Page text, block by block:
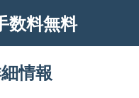
数料無料
情報